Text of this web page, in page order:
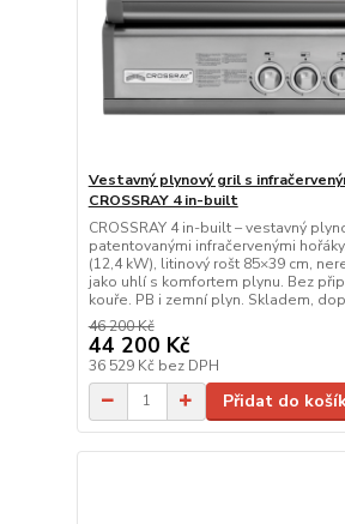
Vestavný plynový gril s
CROSSRAY 4 in-built
CROSSRAY 4 in-built – vestavný
patentovanými infračervenými
(12,4 kW), litinový rošt 85×39 cm,
jako uhlí s komfortem plynu. Bez
kouře. PB i zemní plyn. Skladem,
46 200 Kč
44 200 Kč
36 529 Kč bez DPH
Přidat do